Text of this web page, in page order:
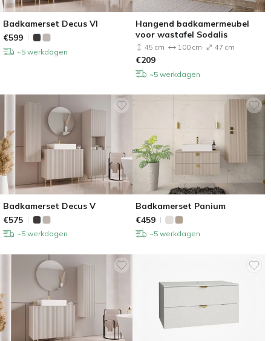
Badkamerset Decus VI
€599
~5 werkdagen
Hangend badkamermeubel
voor wastafel Sodalis
45 cm 100 cm 47 cm
€209
~5 werkdagen
Badkamerset Decus V
€575
~5 werkdagen
Badkamerset Panium
€459
~5 werkdagen